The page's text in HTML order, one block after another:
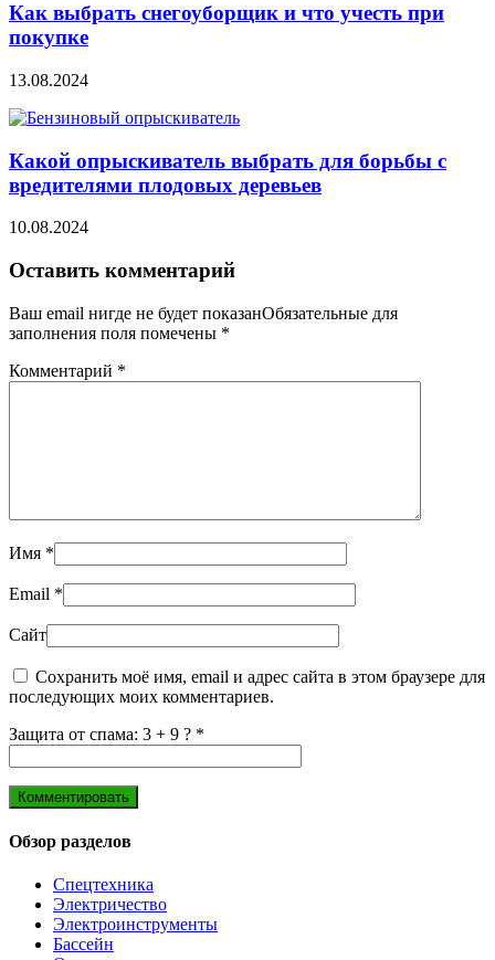
Как выбрать снегоуборщик и что учесть при
покупке
13.08.2024
Какой опрыскиватель выбрать для борьбы с
вредителями плодовых деревьев
10.08.2024
Оставить комментарий
Ваш email нигде не будет показанОбязательные для
заполнения поля помечены *
Комментарий *
Имя *
Email *
Сайт
Сохранить моё имя, email и адрес сайта в этом браузере для
последующих моих комментариев.
Защита от спама: 3 + 9 ? *
Обзор разделов
Спецтехника
Электричество
Электроинструменты
Бассейн